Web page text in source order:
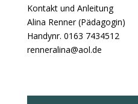
Kontakt und Anleitung
Alina Renner (Pädagogin)
Handynr. 0163 7434512
renneralina@aol.de